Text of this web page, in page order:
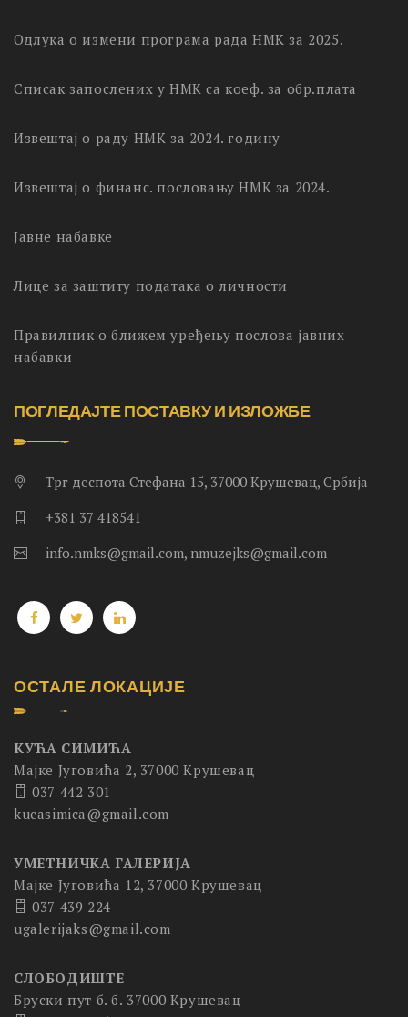
Одлука о измени програма рада НМК за 2025.
Списак запослених у НМК са коеф. за обр.плата
Извештај о раду НМК за 2024. годину
Извештај о финанс. пословању НМК за 2024.
Јавне набавке
Лице за заштиту података о личности
Правилник о ближем уређењу послова јавних
набавки
ПОГЛЕДАЈТЕ ПОСТАВКУ И ИЗЛОЖБЕ
Трг деспота Стефана 15, 37000 Крушевац, Србија
+381 37 418541
info.nmks@gmail.com, nmuzejks@gmail.com
ОСТАЛЕ ЛОКАЦИЈЕ
КУЋА СИМИЋА
Мајке Југовића 2, 37000 Крушевац
037 442 301
kucasimica@gmail.com
УМЕТНИЧКА ГАЛЕРИЈА
Мајке Југовића 12, 37000 Крушевац
037 439 224
ugalerijaks@gmail.com
СЛОБОДИШТЕ
Бруски пут б. б. 37000 Крушевац